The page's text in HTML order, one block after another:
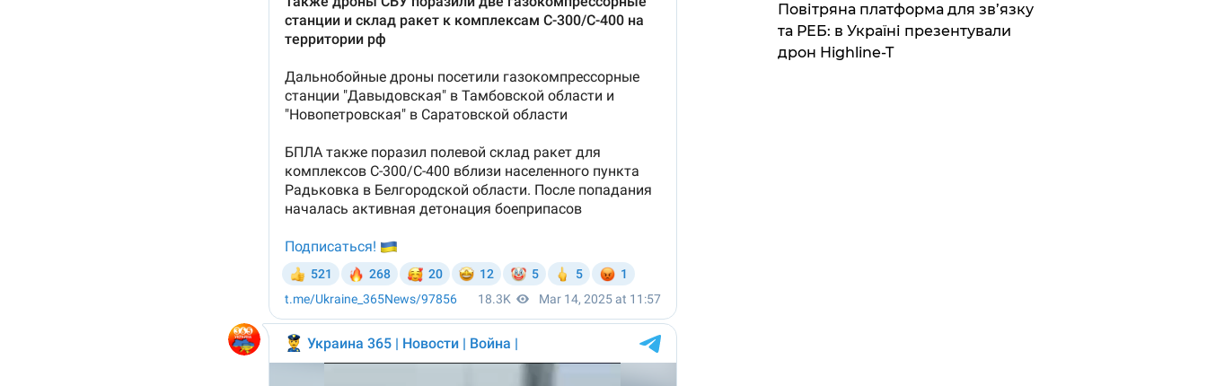
​Повітряна платформа для зв’язку
та РЕБ: в Україні презентували
дрон Highline-T